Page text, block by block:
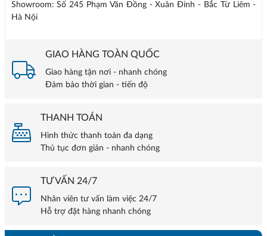
Showroom: Số 245 Phạm Văn Đồng - Xuân Đỉnh - Bắc Từ Liêm -
Hà Nội
GIAO HÀNG TOÀN QUỐC
Giao hàng tận nơi - nhanh chóng
Đảm bảo thời gian - tiến độ
THANH TOÁN
Hình thức thanh toán đa dạng
Thủ tục đơn giản - nhanh chóng
TƯ VẤN 24/7
Nhân viên tư vấn làm việc 24/7
Hỗ trợ đặt hàng nhanh chóng